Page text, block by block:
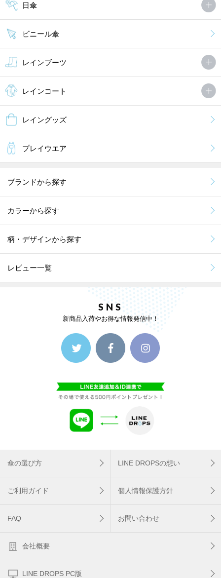
日傘
ビニール傘
レインブーツ
レインコート
レイングッズ
プレイウエア
ブランドから探す
カラーから探す
柄・デザインから探す
レビュー一覧
SNS
新商品入荷やお得な情報発信中！
傘の選び方 LINE DROPSの想い
ご利用ガイド 個人情報保護方針
FAQ お問い合わせ
会社概要
LINE DROPS PC版